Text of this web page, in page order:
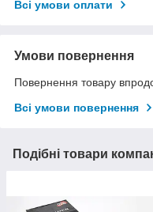
Всі умови оплати
Умови повернення
Повернення товару
Всі умови повернення
Подібні товари